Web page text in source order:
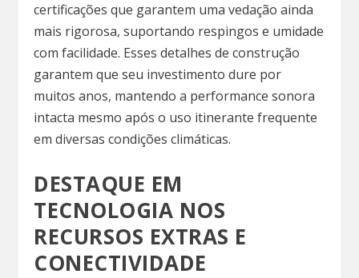
certificações que garantem uma vedação ainda
mais rigorosa, suportando respingos e umidade
com facilidade. Esses detalhes de construção
garantem que seu investimento dure por
muitos anos, mantendo a performance sonora
intacta mesmo após o uso itinerante frequente
em diversas condições climáticas.
DESTAQUE EM
TECNOLOGIA NOS
RECURSOS EXTRAS E
CONECTIVIDADE